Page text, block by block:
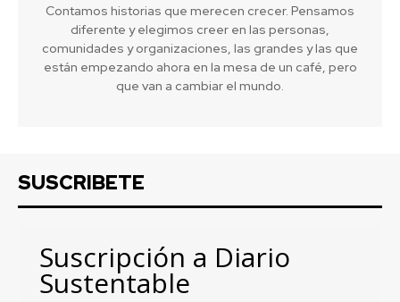
Contamos historias que merecen crecer. Pensamos
diferente y elegimos creer en las personas,
comunidades y organizaciones, las grandes y las que
están empezando ahora en la mesa de un café, pero
que van a cambiar el mundo.
SUSCRIBETE
Suscripción a Diario
Sustentable